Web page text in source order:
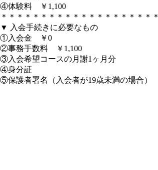
④体験料 ￥1,100
＊＊＊＊＊＊＊＊＊＊＊＊＊＊＊＊＊＊＊＊
▼ 入会手続きに必要なもの
①入会金 ￥0
②事務手数料 ￥1,100
③入会希望コースの月謝1ヶ月分
④身分証
⑤保護者署名（入会者が19歳未満の場合）